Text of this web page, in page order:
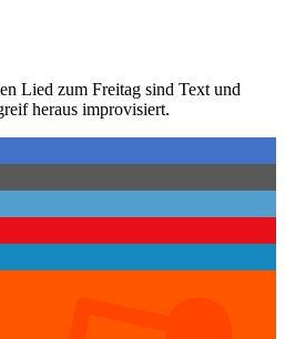
Lied zum Freitag sind Text und
heraus improvisiert.